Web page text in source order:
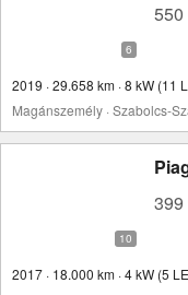
550
2019 · 29.658 km · 8 kW (11
Magánszemély · Szabolcs-
399
2017 · 18.000 km · 4 kW (5